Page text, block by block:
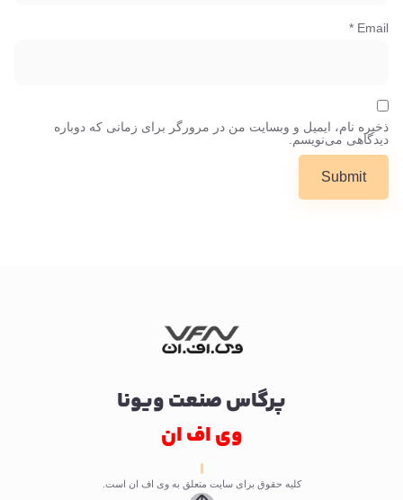
Email
*
ذخیره نام، ایمیل و وبسایت من در مرورگر برای زمانی که دوباره
دیدگاهی می‌نویسم.
پرگاس صنعت ویونا
وی اف ان
کلیه حقوق برای سایت متعلق به وی اف ان است.